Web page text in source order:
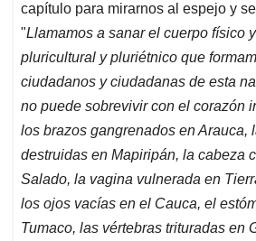
capítulo para mirarnos al espejo y
"Llamamos a sanar el cuerpo físico
pluricultural y pluriétnico que
ciudadanos y ciudadanas de esta
no puede sobrevivir con el corazón
los brazos gangrenados en Arauca,
destruidas en Mapiripán, la cabeza
Salado, la vagina vulnerada en
los ojos vacías en el Cauca, el
Tumaco, las vértebras trituradas en